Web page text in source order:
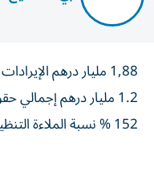
1,88 مليار درهم الإيرادات بنمو 18.4%
1.2 مليار درهم إجمالي حقوق الملكية
152 % نسبة الملاءة التنظيمية